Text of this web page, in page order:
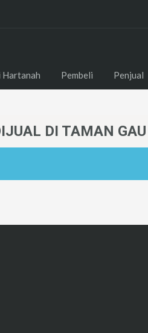
Hartanah Pembeli Penjual
DI TAMAN